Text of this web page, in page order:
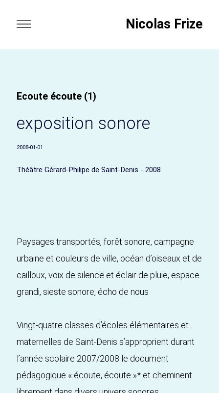
Nicolas Frize
Ecoute écoute (1)
exposition sonore
2008-01-01
Théâtre Gérard-Philipe de Saint-Denis - 2008
Paysages transportés, forêt sonore, campagne
urbaine et couleurs de ville, océan d’oiseaux et de
cailloux, voix de silence et éclair de pluie, espace
grandi, sieste sonore, écho de nous
Vingt-quatre classes d’écoles élémentaires et
maternelles de Saint-Denis s’approprient durant
l’année scolaire 2007/2008 le document
pédagogique « écoute, écoute »* et cheminent